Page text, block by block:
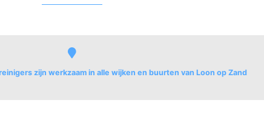
zijn werkzaam in alle wijken en buurten van Loon op Zand